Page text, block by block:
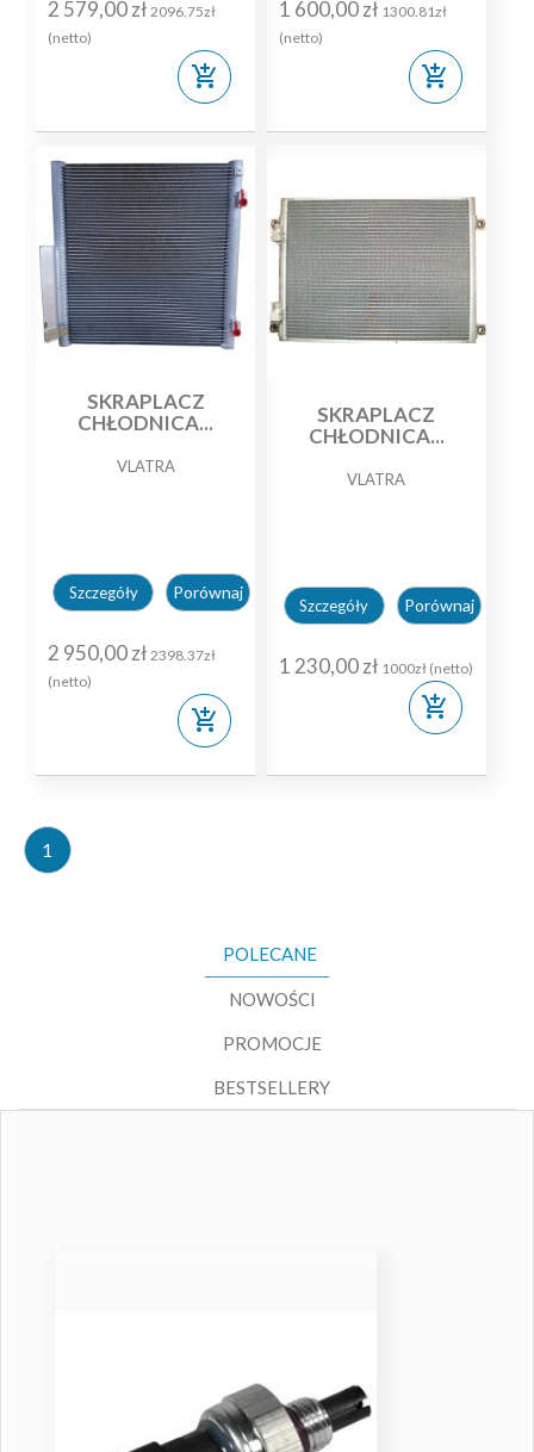
2 579,00 zł 2096.75zł
(netto)
add_shopping_cart
1 600,00 zł 1300.81zł
(netto)
add_shopping_cart
SKRAPLACZ
CHŁODNICA...
VLATRA
Szczegóły Porównaj
2 950,00 zł 2398.37zł
(netto)
add_shopping_cart
SKRAPLACZ
CHŁODNICA...
VLATRA
Szczegóły Porównaj
1 230,00 zł 1000zł (netto)
add_shopping_cart
1
POLECANE
NOWOŚCI
PROMOCJE
BESTSELLERY